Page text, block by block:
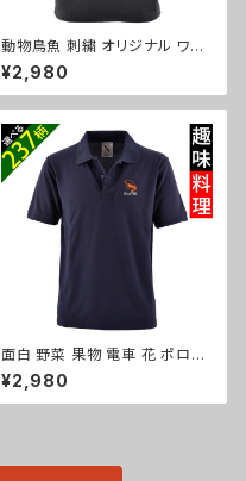
動物鳥魚 刺繍 オリジナル ワン
ポイント ポロシャツ リアル 半袖
レディース 無地 ロゴ おしゃれ
ゴルフ 吸汗速乾 母の日 柄 馬
b06-s
¥2,980
面白 野菜 果物 電車 花 ポロシ
ャツ リアル 刺繍 プレゼント 半
袖 メンズ オリジナル 無地 ワン
ポイント ロゴ おしゃれ ゴルフ
¥2,980